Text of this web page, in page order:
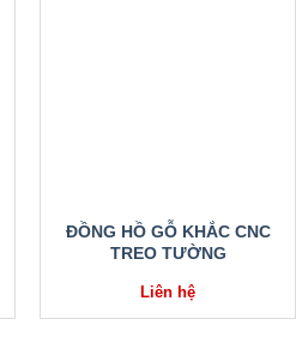
ĐỒNG HỒ GỖ KHẮC CNC
TREO TƯỜNG
Liên hệ